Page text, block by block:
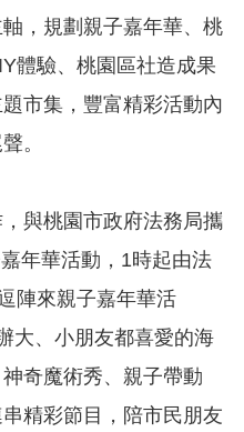
，規劃親子嘉年華、桃
體驗、桃園區社造成果
市集，豐富精彩活動內
。
與桃園市政府法務局攜
年華活動，1時起由法
陣來親子嘉年華活
大、小朋友都喜愛的海
奇魔術秀、親子帶動
精彩節目，陪市民朋友